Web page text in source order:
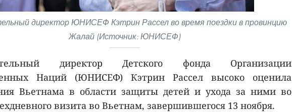
директор ЮНИСЕФ Кэтрин Рассел во время поездки в провинцию
Жалай (Источник: ЮНИСЕФ)
директор Детского фонда Организации
Наций (ЮНИСЕФ) Кэтрин Рассел высоко оценила
Вьетнама в области защиты детей и ухода за ними во
визита во Вьетнам, завершившегося 13 ноября.